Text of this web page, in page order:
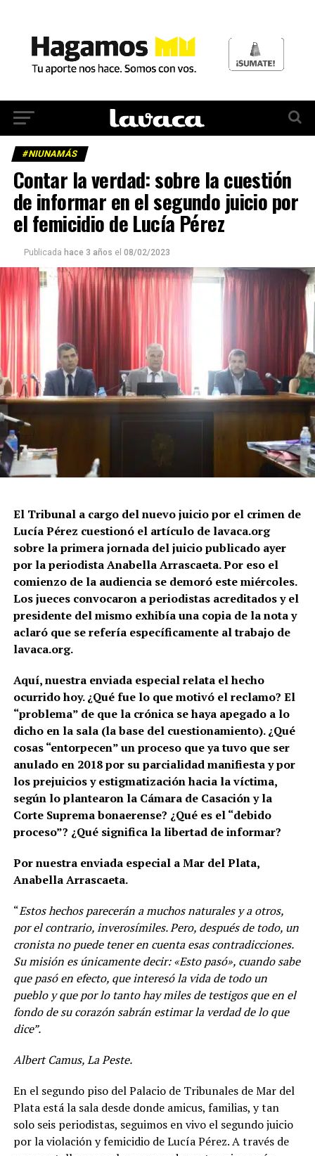
#NIUNAMÁS
Contar la verdad: sobre la cuestión
de informar en el segundo juicio por
el femicidio de Lucía Pérez
Publicada hace 3 años el 08/02/2023
El Tribunal a cargo del nuevo juicio por el crimen de
Lucía Pérez cuestionó el artículo de lavaca.org
sobre la primera jornada del juicio publicado ayer
por la periodista Anabella Arrascaeta. Por eso el
comienzo de la audiencia se demoró este miércoles.
Los jueces convocaron a periodistas acreditados y el
presidente del mismo exhibía una copia de la nota y
aclaró que se refería específicamente al trabajo de
lavaca.org.
Aquí, nuestra enviada especial relata el hecho
ocurrido hoy. ¿Qué fue lo que motivó el reclamo? El
“problema” de que la crónica se haya apegado a lo
dicho en la sala (la base del cuestionamiento). ¿Qué
cosas “entorpecen” un proceso que ya tuvo que ser
anulado en 2018 por su parcialidad manifiesta y por
los prejuicios y estigmatización hacia la víctima,
según lo plantearon la Cámara de Casación y la
Corte Suprema bonaerense? ¿Qué es el “debido
proceso”? ¿Qué significa la libertad de informar?
Por nuestra enviada especial a Mar del Plata,
Anabella Arrascaeta.
“Estos hechos parecerán a muchos naturales y a otros,
por el contrario, inverosímiles. Pero, después de todo, un
cronista no puede tener en cuenta esas contradicciones.
Su misión es únicamente decir: «Esto pasó», cuando sabe
que pasó en efecto, que interesó la vida de todo un
pueblo y que por lo tanto hay miles de testigos que en el
fondo de su corazón sabrán estimar la verdad de lo que
dice”.
Albert Camus, La Peste.
En el segundo piso del Palacio de Tribunales de Mar del
Plata está la sala desde donde amicus, familias, y tan
solo seis periodistas, seguimos en vivo el segundo juicio
por la violación y femicidio de Lucía Pérez. A través de